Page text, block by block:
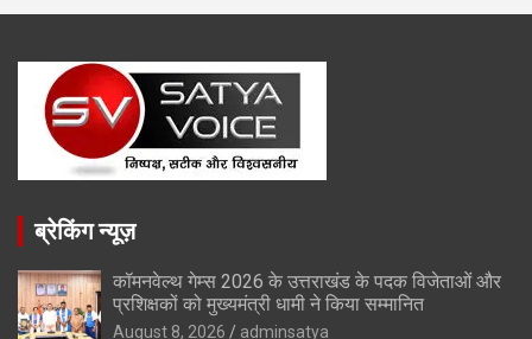
ब्रेकिंग न्यूज़
कॉमनवेल्थ गेम्स 2026 के उत्तराखंड के पदक विजेताओं और
प्रशिक्षकों को मुख्यमंत्री धामी ने किया सम्मानित
August 8, 2026 adminsatya